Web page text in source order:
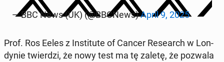
— BBC News (UK) (@BBCNews)April 9, 2025
Prof. Ros Eeles z In­sti­tu­te of Cancer Re­se­arch w Lon­
dy­nie twier­dzi, że nowy test ma tę zaletę, że pozwala